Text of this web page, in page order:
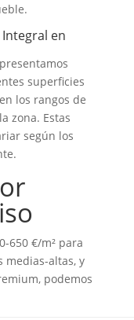
en
superficies
los rangos de
zona. Estas
según los
650 €/m² para
medias-altas, y
podemos